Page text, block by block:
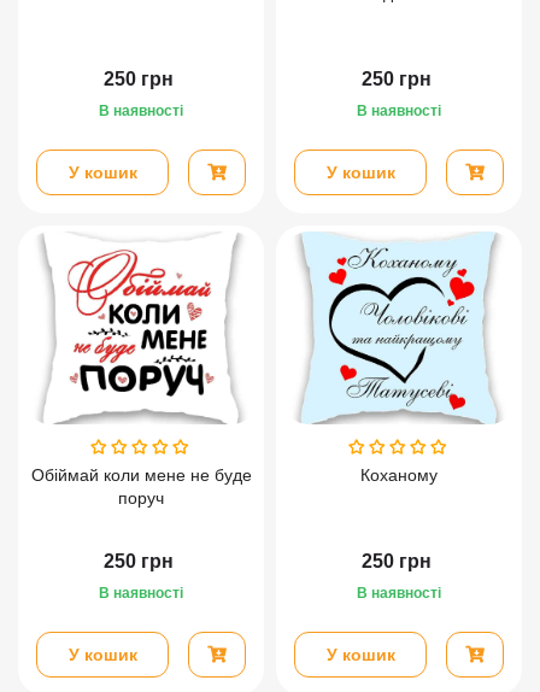
250 грн
В наявності
У кошик
250 грн
В наявності
У кошик
Обіймай коли мене не буде
поруч
250 грн
В наявності
У кошик
Коханому
250 грн
В наявності
У кошик